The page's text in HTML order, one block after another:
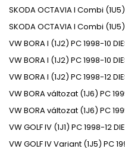
SKODAOCTAVIA I Combi (1U5)
SKODAOCTAVIA I Combi (1U5)
VWBORA I (1J2) PC1998-10
VWBORA I (1J2) PC1998-10
VWBORA I (1J2) PC1998-12
VWBORA változat (1J6) PC
VWBORA változat (1J6) PC
VWGOLF IV (1J1) PC1998-12
VWGOLF IV Variant (1J5) PC